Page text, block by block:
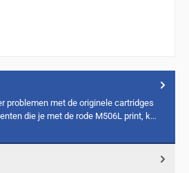
problemen met de originele cartridges
die je met de rode M506L print, k…